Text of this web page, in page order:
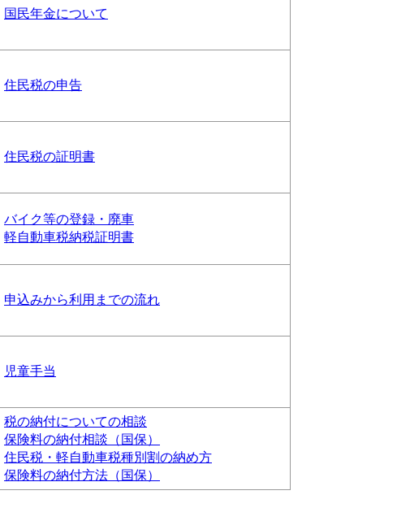
国民年金について
住民税の申告
住民税の証明書
バイク等の登録・廃車
軽自動車税納税証明書
申込みから利用までの流れ
児童手当
税の納付についての相談
保険料の納付相談（国保）
住民税・軽自動車税種別割の納め方
保険料の納付方法（国保）